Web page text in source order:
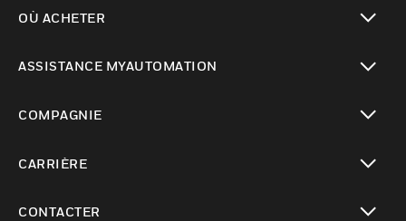
OÙ ACHETER
ASSISTANCE MYAUTOMATION
COMPAGNIE
CARRIÈRE
CONTACTER